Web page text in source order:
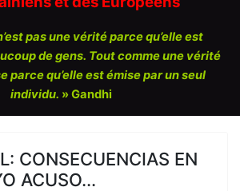
pas une vérité parce qu’elle est
de gens. Tout comme une vérité
parce qu’elle est émise par un seul
individu. » Gandhi
CONSECUENCIAS EN
ACUSO...